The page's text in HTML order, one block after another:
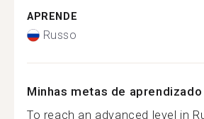
APRENDE
Russo
Minhas metas de aprendizado
To reach an advanced level in